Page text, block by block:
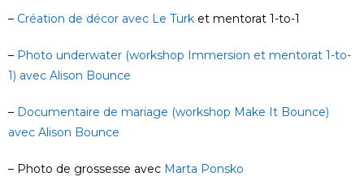
– Création de décor avec Le Turk et mentorat 1-to-1
– Photo underwater (workshop Immersion et mentorat 1-to-
1) avec Alison Bounce
– Documentaire de mariage (workshop Make It Bounce)
avec Alison Bounce
– Photo de grossesse avec Marta Ponsko